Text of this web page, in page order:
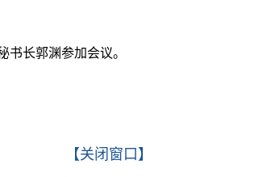
长郭渊参加会议。
【关闭窗口】